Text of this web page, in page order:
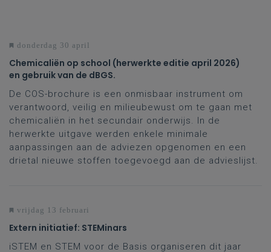
donderdag 30 april
Chemicaliën op school (herwerkte editie april 2026)
en gebruik van de dBGS.
De COS-brochure is een onmisbaar instrument om
verantwoord, veilig en milieubewust om te gaan met
chemicaliën in het secundair onderwijs. In de
herwerkte uitgave werden enkele minimale
aanpassingen aan de adviezen opgenomen en een
drietal nieuwe stoffen toegevoegd aan de advieslijst.
vrijdag 13 februari
Extern initiatief: STEMinars
iSTEM en STEM voor de Basis organiseren dit jaar